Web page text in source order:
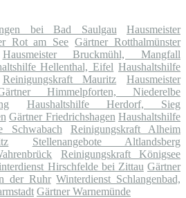
bei Bad Saulgau
Hausmeister
Rot am See Gärtner Rotthalmünster
Hausmeister Bruckmühl, Mangfall
Hellenthal, Eifel Haushaltshilfe
Reinigungskraft Mauritz
Hausmeister
Himmelpforten, Niederelbe
Haushaltshilfe Herdorf, Sieg
Gärtner Friedrichshagen Haushaltshilfe
Schwabach
Reinigungskraft Alheim
Stellenangebote Altlandsberg
Reinigungskraft Königsee
Hirschfelde bei Zittau Gärtner
der Ruhr Winterdienst Schlangenbad,
Gärtner Warnemünde